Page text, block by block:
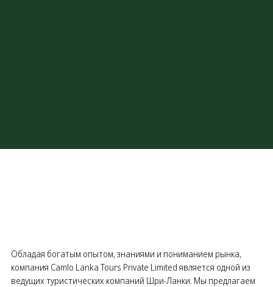
Обладая богатым опытом, знаниями и пониманием рынка,
компания Camlo Lanka Tours Private Limited является одной из
ведущих туристических компаний Шри-Ланки. Мы предлагаем